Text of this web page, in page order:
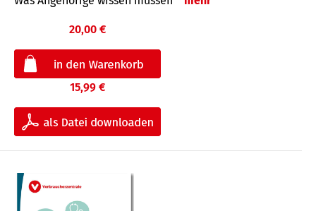
20,00 €
15,99 €